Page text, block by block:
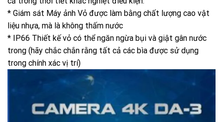
* Giám sát Máy ảnh Vỏ được làm bằng chất lượng cao vật
liệu nhựa, mà là không thấm nước
* IP66 Thiết kế vỏ có thể ngăn ngừa bụi và giật gân nước
trong (hãy chắc chắn rằng tất cả các bìa được sử dụng
trong chính xác vị trí)